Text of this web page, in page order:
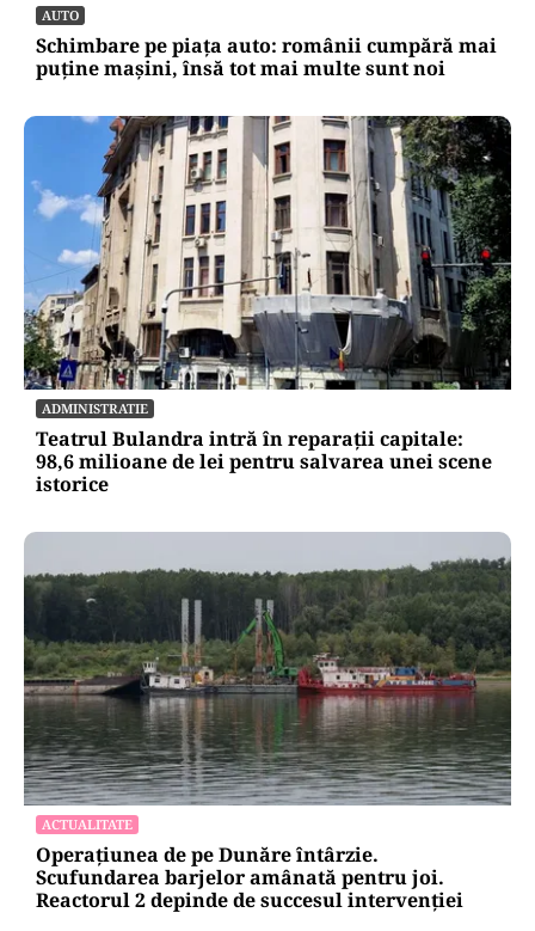
AUTO
Schimbare pe piața auto: românii cumpără mai
puține mașini, însă tot mai multe sunt noi
ADMINISTRATIE
Teatrul Bulandra intră în reparații capitale:
98,6 milioane de lei pentru salvarea unei scene
istorice
ACTUALITATE
Operațiunea de pe Dunăre întârzie.
Scufundarea barjelor amânată pentru joi.
Reactorul 2 depinde de succesul intervenției